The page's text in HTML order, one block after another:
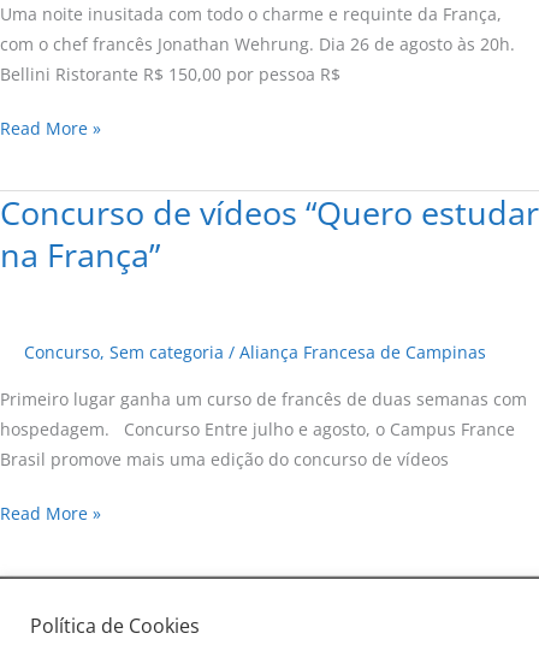
Uma noite inusitada com todo o charme e requinte da França,
com o chef francês Jonathan Wehrung. Dia 26 de agosto às 20h.
Bellini Ristorante R$ 150,00 por pessoa R$
Francesa
do
Bellini!
Read More »
Concurso de vídeos “Quero estudar
na França”
Concurso, Sem categoria / Aliança Francesa de Campinas
Primeiro lugar ganha um curso de francês de duas semanas com
hospedagem. Concurso Entre julho e agosto, o Campus France
Brasil promove mais uma edição do concurso de vídeos
Concurso
vídeos
Read More »
Copyright © 2026Aliança Francesa de Campinas
Política de Cookies